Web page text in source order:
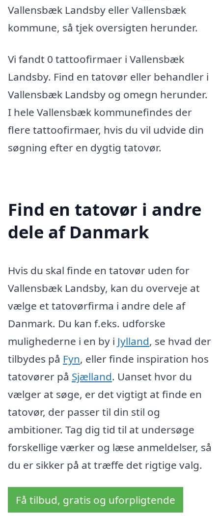
Vallensbæk Landsby eller Vallensbæk
kommune, så tjek oversigten herunder.
Vi fandt 0 tattoofirmaer i Vallensbæk
Landsby. Find en tatovør eller behandler i
Vallensbæk Landsby og omegn herunder.
I hele Vallensbæk kommunefindes der
flere tattoofirmaer, hvis du vil udvide din
søgning efter en dygtig tatovør.
Find en tatovør i andre
dele af Danmark
Hvis du skal finde en tatovør uden for
Vallensbæk Landsby, kan du overveje at
vælge et tatovørfirma i andre dele af
Danmark. Du kan f.eks. udforske
mulighederne i en by i Jylland, se hvad der
tilbydes på Fyn, eller finde inspiration hos
tatovører på Sjælland. Uanset hvor du
vælger at søge, er det vigtigt at finde en
tatovør, der passer til din stil og
ambitioner. Tag dig tid til at undersøge
forskellige værker og læse anmeldelser, så
du er sikker på at træffe det rigtige valg.
Få tilbud, gratis og uforpligtende